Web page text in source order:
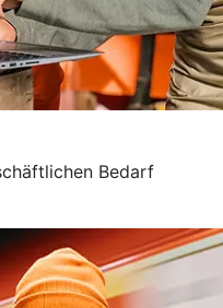
Bedarf